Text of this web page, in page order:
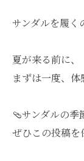
サンダルを履く
夏が来る前に、
まずは一度、
🩴サンダルの
ぜひこの投稿を